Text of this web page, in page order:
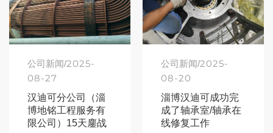
公司新闻/2025-
08-27
汉迪可分公司（淄
博地铭工程服务有
限公司）15天鏖战
公司新闻/2025-
08-20
淄博汉迪可成功完
成了轴承室/轴承在
线修复工作